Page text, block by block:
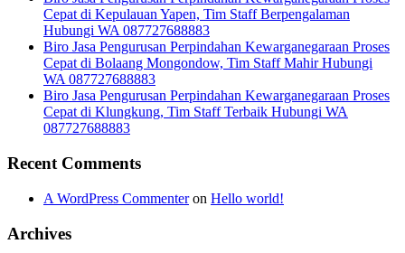
Cepat di Kepulauan Yapen, Tim Staff Berpengalaman
Hubungi WA 087727688883
Biro Jasa Pengurusan Perpindahan Kewarganegaraan Proses
Cepat di Bolaang Mongondow, Tim Staff Mahir Hubungi
WA 087727688883
Biro Jasa Pengurusan Perpindahan Kewarganegaraan Proses
Cepat di Klungkung, Tim Staff Terbaik Hubungi WA
087727688883
Recent Comments
A WordPress Commenteron Hello world!
Archives